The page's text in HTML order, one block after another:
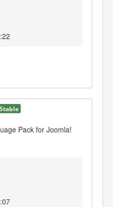
Stable
Pack for Joomla!